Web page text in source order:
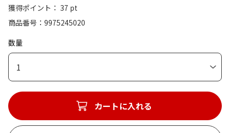
獲得ポイント： 37 pt
商品番号
9975245020
数量
1
カートに入れる